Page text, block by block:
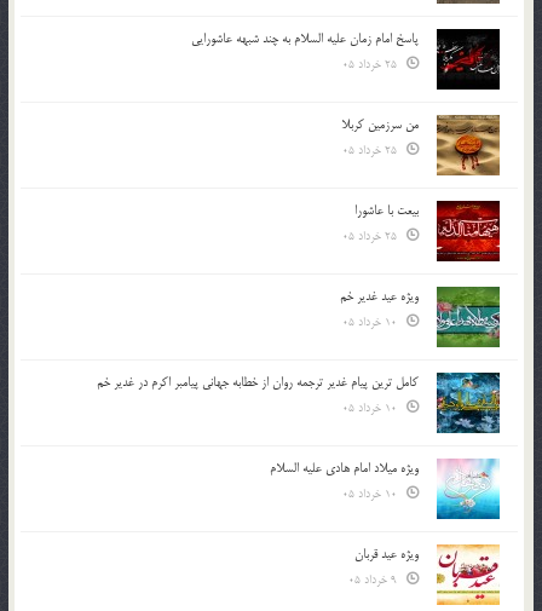
پاسخ امام زمان علیه السلام به چند شبهه عاشورایی
من سرزمین کربلا
بیعت با عاشورا
ویژه عید غدیر خم
کامل ترین پیام غدیر ترجمه روان از خطابه جهانی پیامبر اکرم در غدیر خم
ویژه میلاد امام هادی علیه السلام
ویژه عید قربان